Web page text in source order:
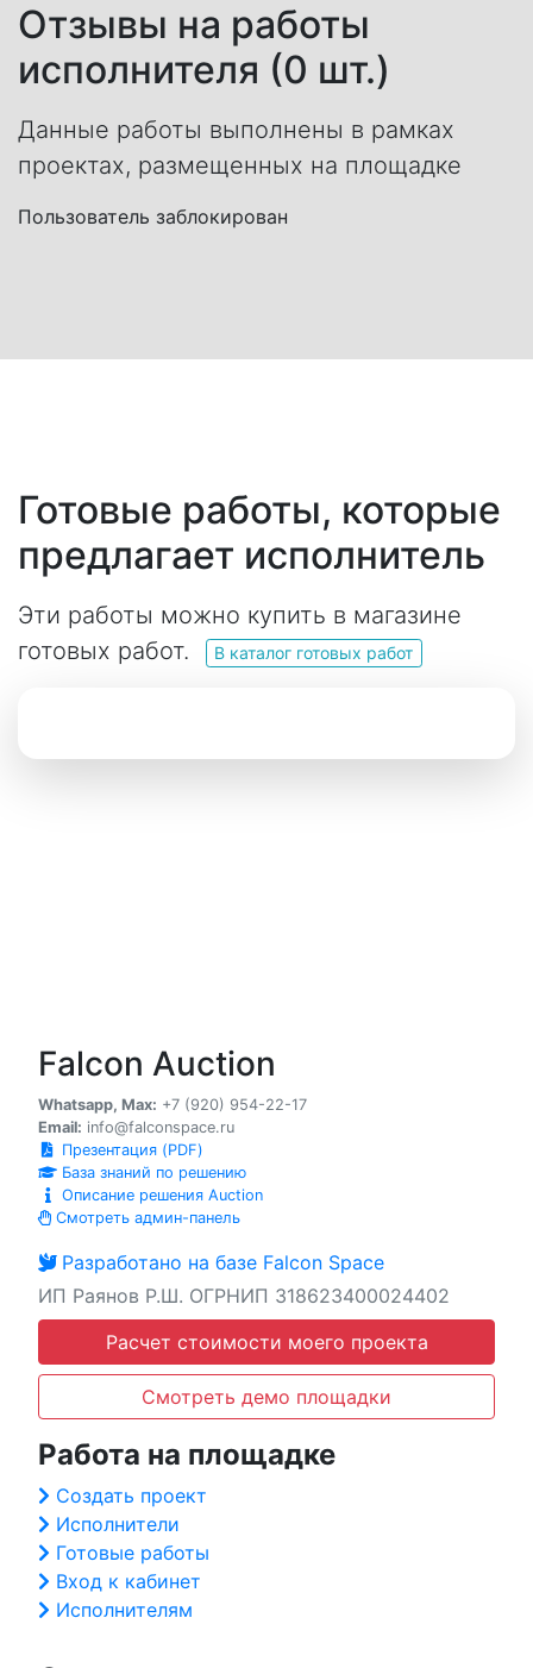
Отзывы на работы
исполнителя (0 шт.)
Данные работы выполнены в рамках
проектах, размещенных на площадке
Пользователь заблокирован
Готовые работы, которые
предлагает исполнитель
Эти работы можно купить в магазине
готовых работ.
В каталог готовых работ
Falcon Auction
Whatsapp, Max: +7 (920) 954-22-17
Email: info@falconspace.ru
Презентация (PDF)
База знаний по решению
Описание решения Auction
Смотреть админ-панель
Разработано на базе Falcon Space
ИП Раянов Р.Ш. ОГРНИП 318623400024402
Расчет стоимости моего проекта
Смотреть демо площадки
Работа на площадке
Создать проект
Исполнители
Готовые работы
Вход к кабинет
Исполнителям